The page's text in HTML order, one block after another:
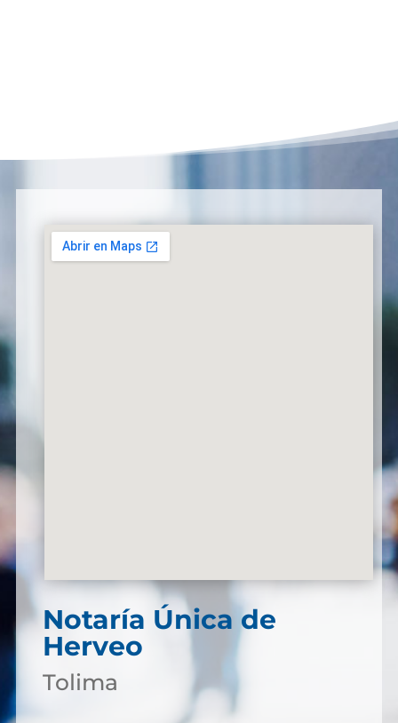
Notaría Única de
Herveo
Tolima